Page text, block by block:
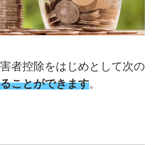
者控除をはじめとして次の
ことができます。